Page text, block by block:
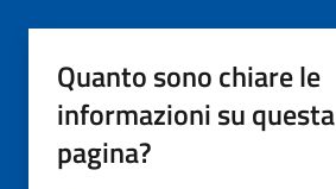
Quanto sono chiare le
informazioni su questa
pagina?